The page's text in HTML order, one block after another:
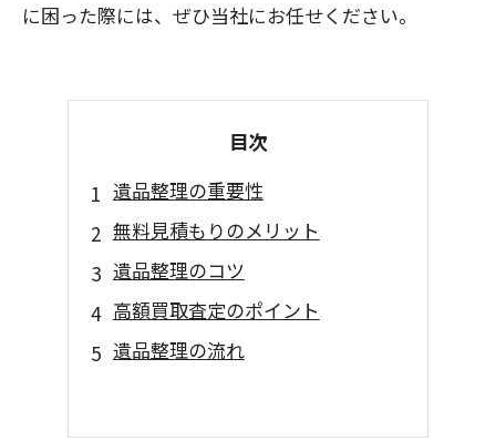
に困った際には、ぜひ当社にお任せください。
目次
遺品整理の重要性
無料見積もりのメリット
遺品整理のコツ
高額買取査定のポイント
遺品整理の流れ